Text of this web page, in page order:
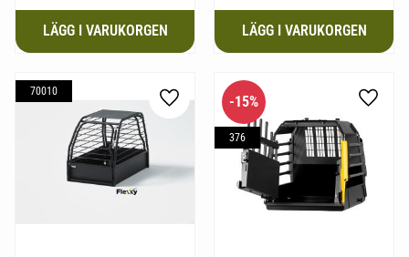
70010
Lägg till i favoriter
15%
376
Lägg